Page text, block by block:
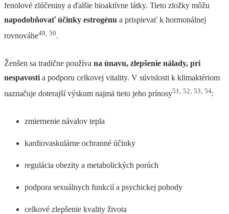
fenolové zlúčeniny a ďalšie bioaktívne látky. Tieto zložky môžu
napodobňovať účinky estrogénu a prispievať k hormonálnej
rovnováhe49 50.
Ženšen sa tradične používa na únavu, zlepšenie nálady, pri
nespavosti a podporu celkovej vitality. V súvislosti k klimaktériom
naznačuje doterajší výskum najmä tieto jeho prínosy51 52 53 54:
zmiernenie návalov tepla
kardiovaskulárne ochranné účinky
regulácia obezity a metabolických porúch
podpora sexuálnych funkcií a psychickej pohody
celkové zlepšenie kvality života